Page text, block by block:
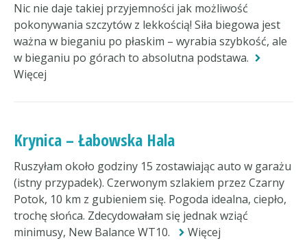
Nic nie daje takiej przyjemności jak możliwość
pokonywania szczytów z lekkością! Siła biegowa jest
ważna w bieganiu po płaskim – wyrabia szybkość, ale
w bieganiu po górach to absolutna podstawa.
Więcej
Krynica – Łabowska Hala
Ruszyłam około godziny 15 zostawiając auto w garażu
(istny przypadek). Czerwonym szlakiem przez Czarny
Potok, 10 km z gubieniem się. Pogoda idealna, ciepło,
trochę słońca. Zdecydowałam się jednak wziąć
minimusy, New Balance WT10.
Więcej